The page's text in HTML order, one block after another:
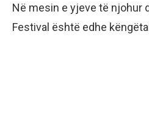
Në mesin e yjeve të njohur
Festival është edhe